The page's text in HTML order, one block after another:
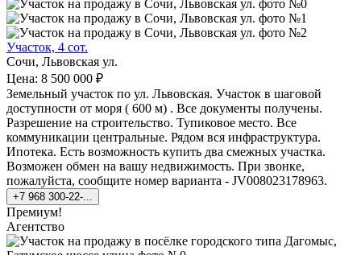
Участок, 4 сот.
Сочи, Львовская ул.
Цена: 8 500 000 ₽
Земельный участок по ул. Львовская. Участок в шаговой
доступности от моря ( 600 м) . Все документы получены.
Разрешение на строительство. Тупиковое место. Все
коммуникации центральные. Рядом вся инфраструктура.
Ипотека. Есть возможность купить два смежных участка.
Возможен обмен на вашу недвижимость. При звонке,
пожалуйста, сообщите номер варианта - JV008023178963.
+7 968 300-22-...
Премиум!
Агентство